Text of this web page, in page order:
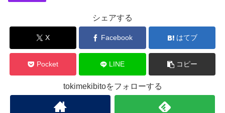
シェアする
X Facebook はてブ
Pocket LINE コピー
tokimekibitoをフォローする